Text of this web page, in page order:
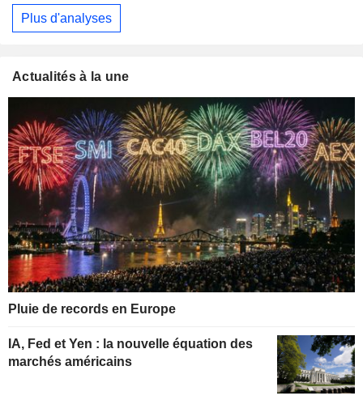
Plus d'analyses
Actualités à la une
Pluie de records en Europe
IA, Fed et Yen : la nouvelle équation des
marchés américains